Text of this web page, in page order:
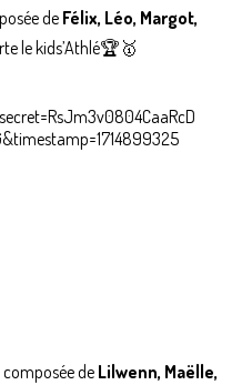
de Félix, Léo, Margot,
le kids’Athlé🏆🥇
composée de Lilwenn, Maëlle,